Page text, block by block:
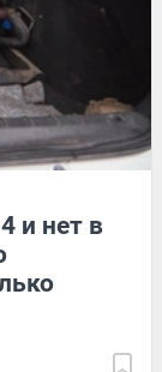
и нет в